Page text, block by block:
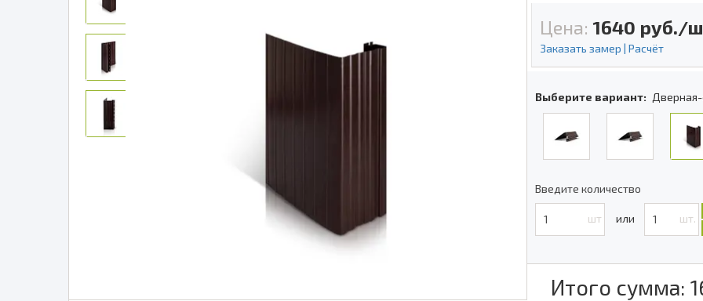
Цена: 1640 руб./
Заказать замер | Расчёт
Выберите вариант: Дверная-
Введите количество
шт шт.
Итого сумма: